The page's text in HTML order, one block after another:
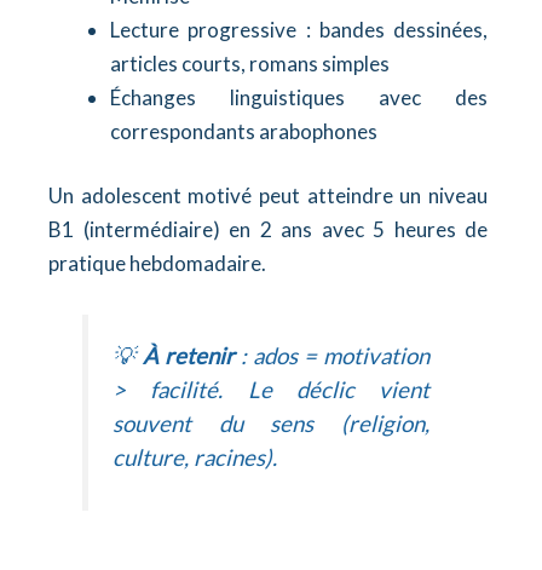
Lecture progressive : bandes dessinées,
articles courts, romans simples
Échanges linguistiques avec des
correspondants arabophones
Un adolescent motivé peut atteindre un niveau
B1 (intermédiaire) en 2 ans avec 5 heures de
pratique hebdomadaire.
💡À retenir: ados = motivation
> facilité. Le déclic vient
souvent du sens (religion,
culture, racines).